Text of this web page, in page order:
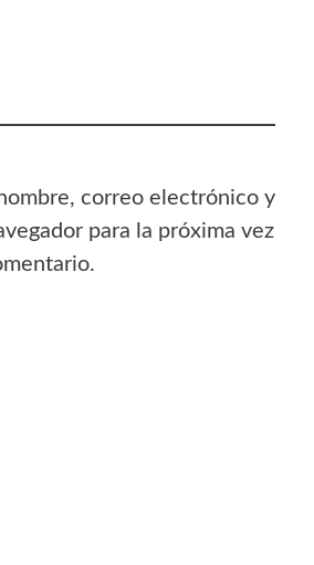
correo electrónico y
para la próxima vez